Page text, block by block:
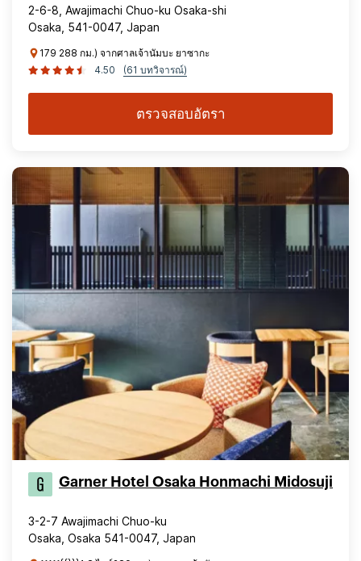
2-6-8, Awajimachi Chuo-ku Osaka-shi
Osaka, 541-0047, Japan
179 288 กม.) จากศาลเจ้านัมบะ ยาซากะ
4.50
(61 บทวิจารณ์)
ตรวจสอบอัตรา
Garner Hotel Osaka Honmachi Midosuji
3-2-7 Awajimachi Chuo-ku
Osaka, Osaka 541-0047, Japan